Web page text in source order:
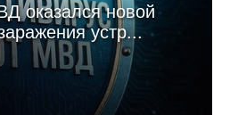
оказался новой
устр...